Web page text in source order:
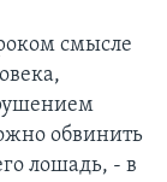
смысле
обвинить
лошадь, - в